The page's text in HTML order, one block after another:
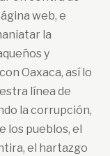
web, e
la
y
Oaxaca, así lo
línea de
la corrupción,
los pueblos, el
el hartazgo